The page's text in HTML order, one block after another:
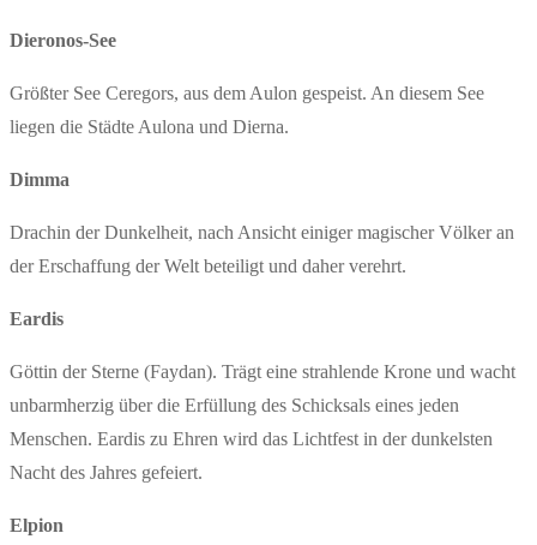
Dieronos-See
Größter See Ceregors, aus dem Aulon gespeist. An diesem See
liegen die Städte Aulona und Dierna.
Dimma
Drachin der Dunkelheit, nach Ansicht einiger magischer Völker an
der Erschaffung der Welt beteiligt und daher verehrt.
Eardis
Göttin der Sterne (Faydan). Trägt eine strahlende Krone und wacht
unbarmherzig über die Erfüllung des Schicksals eines jeden
Menschen. Eardis zu Ehren wird das Lichtfest in der dunkelsten
Nacht des Jahres gefeiert.
Elpion